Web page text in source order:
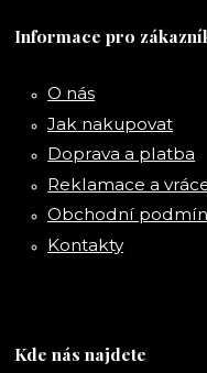
Informace pro
O nás
Jak nakupovat
Doprava a platba
Reklamace a
Obchodní
Kontakty
Kde nás najdete